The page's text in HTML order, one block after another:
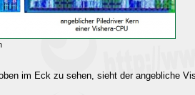
im Eck zu sehen, sieht der angebliche